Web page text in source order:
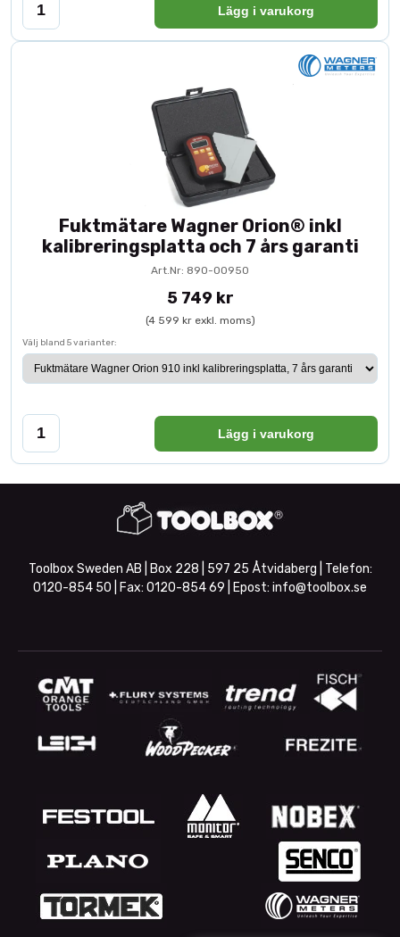
Lägg i varukorg
Fuktmätare Wagner Orion® inkl
kalibreringsplatta och 7 års garanti
Art.Nr: 890-00950
5 749 kr
(4 599 kr exkl. moms)
Välj bland 5 varianter:
Lägg i varukorg
Toolbox Sweden AB | Box 228 | 597 25 Åtvidaberg | Telefon:
0120-854 50 | Fax: 0120-854 69 | Epost: info@toolbox.se